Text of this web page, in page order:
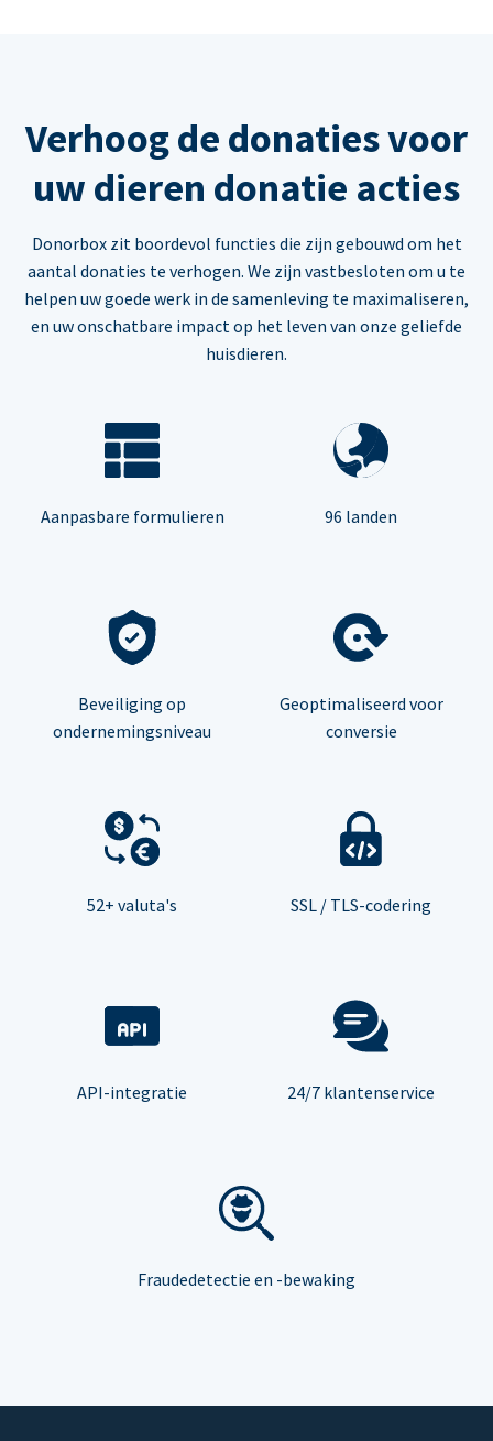
Verhoog de donaties voor
uw dieren donatie acties
Donorbox zit boordevol functies die zijn gebouwd om het
aantal donaties te verhogen. We zijn vastbesloten om u te
helpen uw goede werk in de samenleving te maximaliseren,
en uw onschatbare impact op het leven van onze geliefde
huisdieren.
Aanpasbare formulieren 96 landen
Beveiliging op
ondernemingsniveau
Geoptimaliseerd voor
conversie
52+ valuta's SSL / TLS-codering
API-integratie 24/7 klantenservice
Fraudedetectie en -bewaking